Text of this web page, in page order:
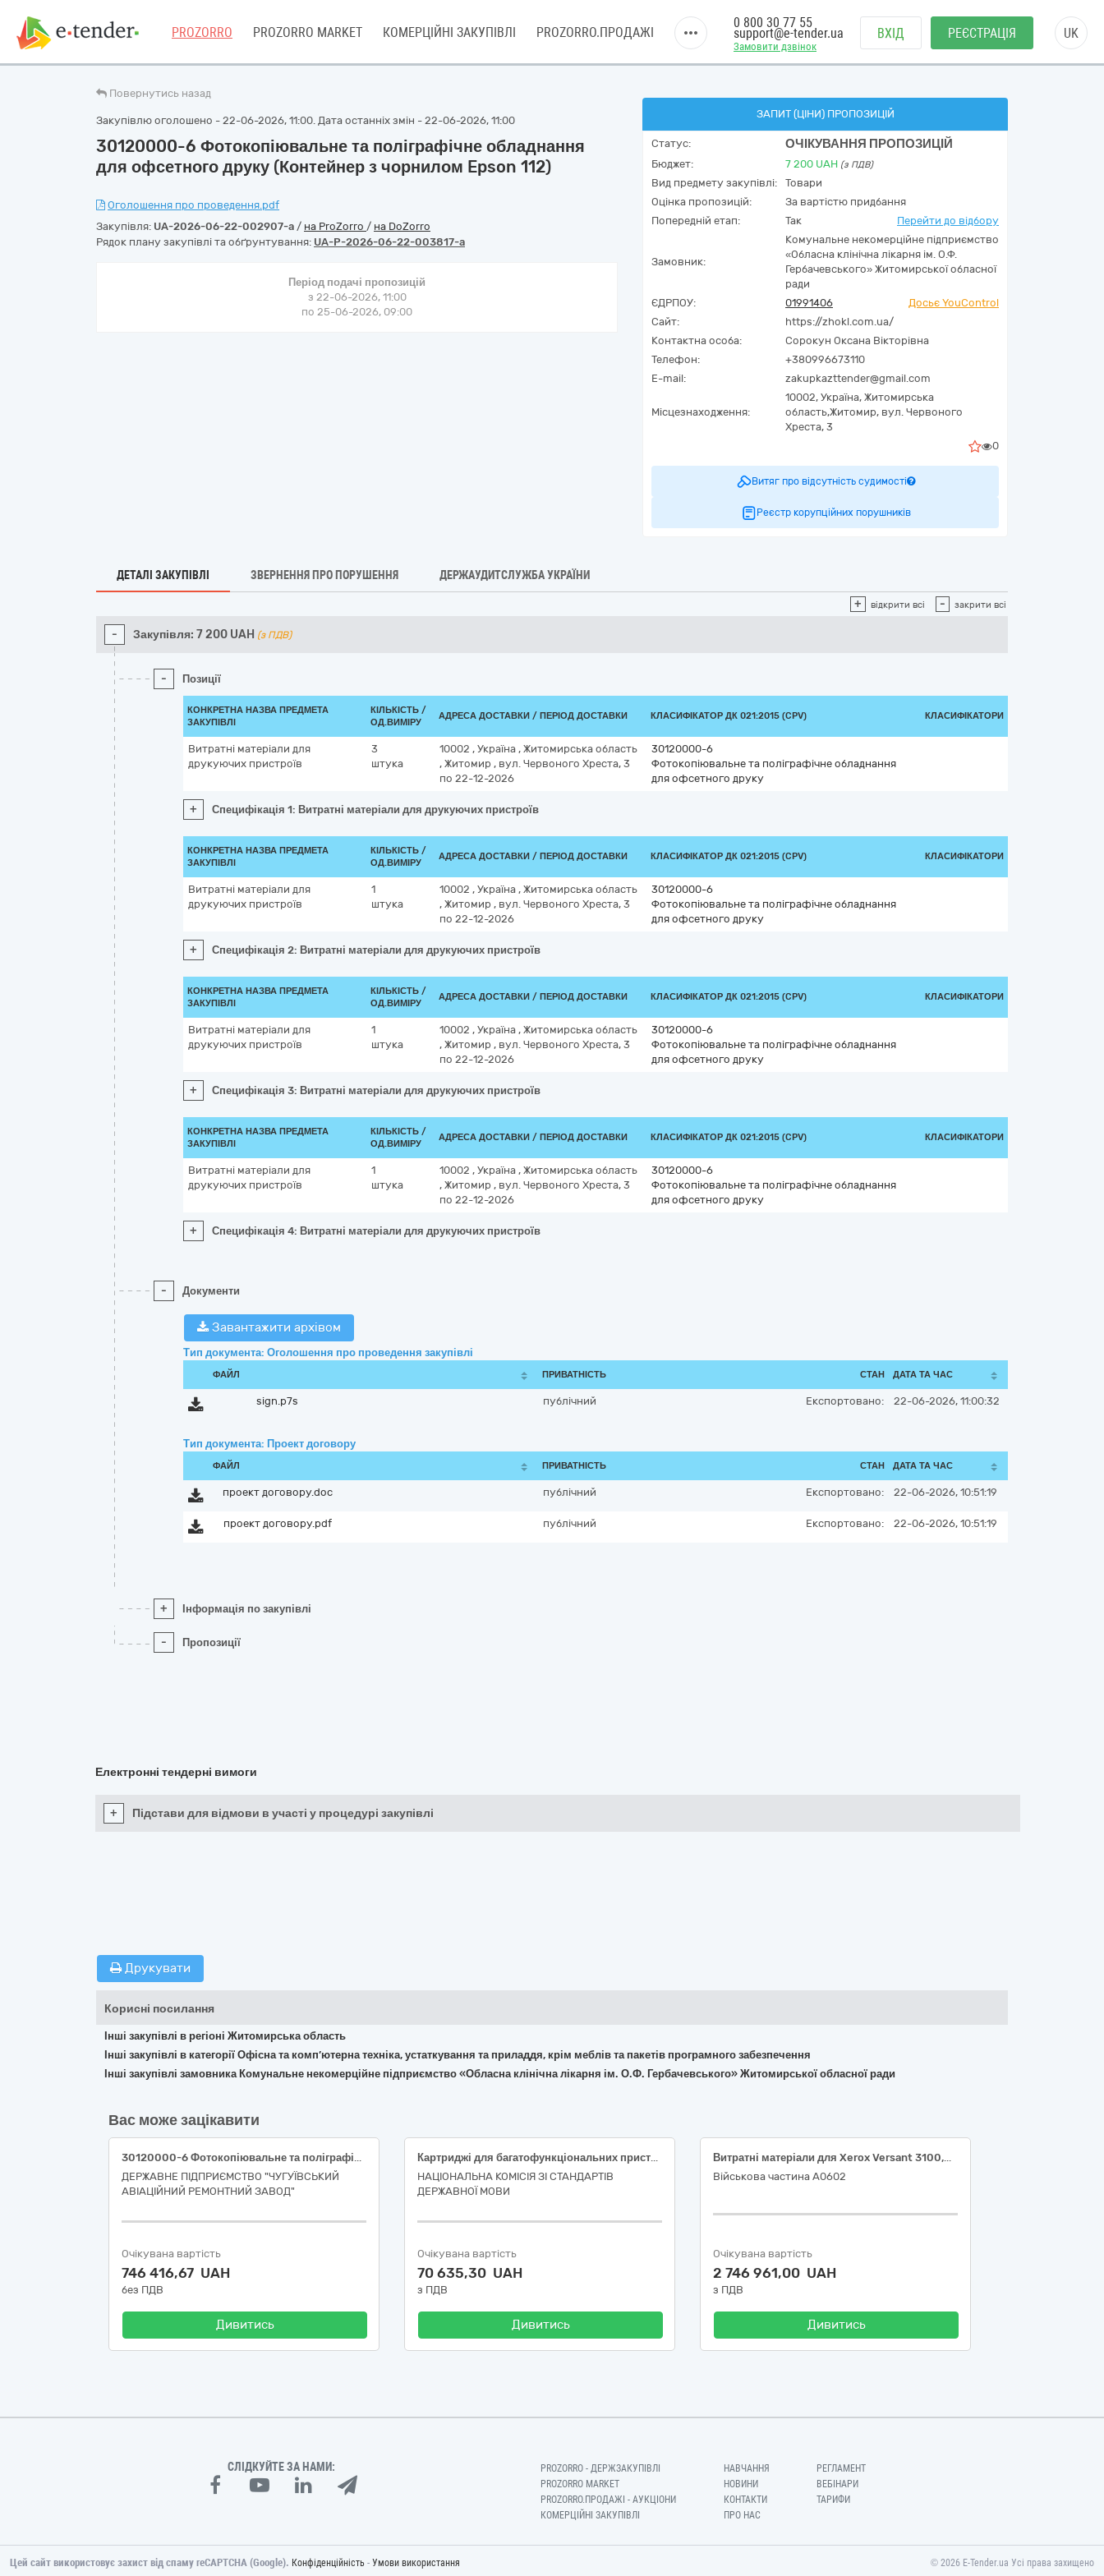
PROZORRO PROZORRO MARKET КОМЕРЦІЙНІ ЗАКУПІВЛІ PROZORRO.ПРОДАЖІ
Замовити дзвінок
0 800 30 77 55
support@e-tender.ua ВХІД РЕЄСТРАЦІЯ UK
Повернутись назад
Закупівлю оголошено - 22-06-2026, 11:00. Дата останніх змін - 22-06-2026, 11:00
30120000-6 Фотокопіювальне та поліграфічне обладнання
для офсетного друку (Контейнер з чорнилом Epson 112)
Оголошення про проведення.pdf
Закупівля: UA-2026-06-22-002907-a / на ProZorro / на DoZorro
Рядок плану закупівлі та обґрунтування: UA-P-2026-06-22-003817-a
Період подачі пропозицій
з 22-06-2026, 11:00
по 25-06-2026, 09:00
ЗАПИТ (ЦІНИ) ПРОПОЗИЦІЙ
Статус: ОЧІКУВАННЯ ПРОПОЗИЦІЙ
Бюджет: 7 200 UAH (з ПДВ)
Вид предмету закупівлі:
Товари
Оцінка пропозицій:
За вартістю придбання
Попередній етап:
Так Перейти до відбору
Замовник:
Комунальне некомерційне підприємство
«Обласна клінічна лікарня ім. О.Ф.
Гербачевського» Житомирської обласної
ради
ЄДРПОУ:
01991406
Досьє YouControl
Сайт:
https://zhokl.com.ua/
Контактна особа:
Сорокун Оксана Вікторівна
Телефон:
+380996673110
E-mail:
zakupkazttender@gmail.com
Місцезнаходження:
10002, Україна, Житомирська
область,Житомир, вул. Червоного
Хреста, 3
0
Витяг про відсутність судимості
Реєстр корупційних порушників
ДЕТАЛІ ЗАКУПІВЛІ ЗВЕРНЕННЯ ПРО ПОРУШЕННЯ ДЕРЖАУДИТСЛУЖБА УКРАЇНИ
+ відкрити всі - закрити всі
- Закупівля: 7 200 UAH (з ПДВ)
- Позиції
КОНКРЕТНА НАЗВА ПРЕДМЕТА
ЗАКУПІВЛІ
КІЛЬКІСТЬ /
ОД.ВИМІРУ
АДРЕСА ДОСТАВКИ / ПЕРІОД ДОСТАВКИ КЛАСИФІКАТОР ДК 021:2015 (CPV) КЛАСИФІКАТОРИ
Витратні матеріали для
друкуючих пристроїв
3
штука
10002 , Україна , Житомирська область
, Житомир , вул. Червоного Хреста, 3
по 22-12-2026
30120000-6
Фотокопіювальне та поліграфічне обладнання
для офсетного друку
+ Специфікація 1: Витратні матеріали для друкуючих пристроїв
КОНКРЕТНА НАЗВА ПРЕДМЕТА
ЗАКУПІВЛІ
КІЛЬКІСТЬ /
ОД.ВИМІРУ
АДРЕСА ДОСТАВКИ / ПЕРІОД ДОСТАВКИ КЛАСИФІКАТОР ДК 021:2015 (CPV) КЛАСИФІКАТОРИ
Витратні матеріали для
друкуючих пристроїв
1
штука
10002 , Україна , Житомирська область
, Житомир , вул. Червоного Хреста, 3
по 22-12-2026
30120000-6
Фотокопіювальне та поліграфічне обладнання
для офсетного друку
+ Специфікація 2: Витратні матеріали для друкуючих пристроїв
КОНКРЕТНА НАЗВА ПРЕДМЕТА
ЗАКУПІВЛІ
КІЛЬКІСТЬ /
ОД.ВИМІРУ
АДРЕСА ДОСТАВКИ / ПЕРІОД ДОСТАВКИ КЛАСИФІКАТОР ДК 021:2015 (CPV) КЛАСИФІКАТОРИ
Витратні матеріали для
друкуючих пристроїв
1
штука
10002 , Україна , Житомирська область
, Житомир , вул. Червоного Хреста, 3
по 22-12-2026
30120000-6
Фотокопіювальне та поліграфічне обладнання
для офсетного друку
+ Специфікація 3: Витратні матеріали для друкуючих пристроїв
КОНКРЕТНА НАЗВА ПРЕДМЕТА
ЗАКУПІВЛІ
КІЛЬКІСТЬ /
ОД.ВИМІРУ
АДРЕСА ДОСТАВКИ / ПЕРІОД ДОСТАВКИ КЛАСИФІКАТОР ДК 021:2015 (CPV) КЛАСИФІКАТОРИ
Витратні матеріали для
друкуючих пристроїв
1
штука
10002 , Україна , Житомирська область
, Житомир , вул. Червоного Хреста, 3
по 22-12-2026
30120000-6
Фотокопіювальне та поліграфічне обладнання
для офсетного друку
+ Специфікація 4: Витратні матеріали для друкуючих пристроїв
- Документи
Завантажити архівом
Тип документа: Оголошення про проведення закупівлі
ФАЙЛ ПРИВАТНІСТЬ СТАН ДАТА ТА ЧАС
sign.p7s публічний Експортовано: 22-06-2026, 11:00:32
Тип документа: Проект договору
ФАЙЛ ПРИВАТНІСТЬ СТАН ДАТА ТА ЧАС
проект договору.doc публічний Експортовано: 22-06-2026, 10:51:19
проект договору.pdf публічний Експортовано: 22-06-2026, 10:51:19
+ Інформація по закупівлі
- Пропозиції
Електронні тендерні вимоги
+ Підстави для відмови в участі у процедурі закупівлі
Друкувати
Корисні посилання
Інші закупівлі в регіоні Житомирська область
Інші закупівлі в категорії Офісна та комп’ютерна техніка, устаткування та приладдя, крім меблів та пакетів програмного забезпечення
Інші закупівлі замовника Комунальне некомерційне підприємство «Обласна клінічна лікарня ім. О.Ф. Гербачевського» Житомирської обласної ради
Вас може зацікавити
30120000-6 Фотокопіювальне та поліграфічне обладнання для офсетного друку (Широкоформатний багатофункціональний пристрій формату A0 Ricoh MP W6700SP або еквівалент)
ДЕРЖАВНЕ ПІДПРИЄМСТВО "ЧУГУЇВСЬКИЙ
АВІАЦІЙНИЙ РЕМОНТНИЙ ЗАВОД"
Очікувана вартість
746 416,67 UAH
без ПДВ
Дивитись
Картриджі для багатофункціональних пристроїв та принтерів
НАЦІОНАЛЬНА КОМІСІЯ ЗІ СТАНДАРТІВ
ДЕРЖАВНОЇ МОВИ
Очікувана вартість
70 635,30 UAH
з ПДВ
Дивитись
Витратні матеріали для Xerox Versant 3100,Xerox Color С70,Xerox Nuvera 157
Військова частина А0602
Очікувана вартість
2 746 961,00 UAH
з ПДВ
Дивитись
СЛІДКУЙТЕ ЗА НАМИ:
PROZORRO - ДЕРЖЗАКУПІВЛІ
PROZORRO MARKET
PROZORRO.ПРОДАЖІ - АУКЦІОНИ
КОМЕРЦІЙНІ ЗАКУПІВЛІ
НАВЧАННЯ
НОВИНИ
КОНТАКТИ
ПРО НАС
РЕГЛАМЕНТ
ВЕБІНАРИ
ТАРИФИ
Цей сайт використовує захист від спаму reCAPTCHA (Google). Конфіденційність - Умови використання © 2026 E-Tender.ua Усі права захищено